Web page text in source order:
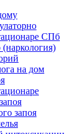
СПб
на дом
запоя